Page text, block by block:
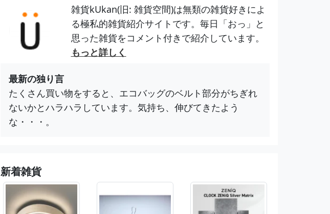
雑貨kUkan(旧: 雑貨空間)は無類の雑貨好きによ
る極私的雑貨紹介サイトです。毎日「おっ」と
思った雑貨をコメント付きで紹介しています。
もっと詳しく
最新の独り言
たくさん買い物をすると、エコバッグのベルト部分がちぎれ
ないかとハラハラしています。気持ち、伸びてきたよう
な・・・。
新着雑貨